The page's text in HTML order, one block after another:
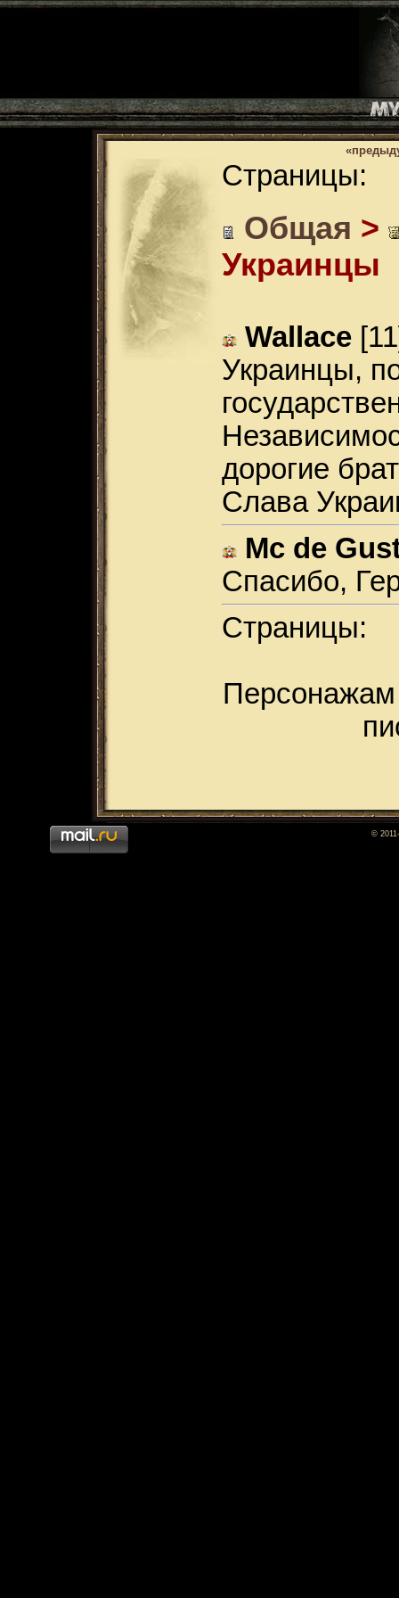
Страницы:
Общая >
Украинцы
Wallace
Украинцы,
дорогие
Слава
Mc de
Спасибо,
Страницы:
Персонажам
©